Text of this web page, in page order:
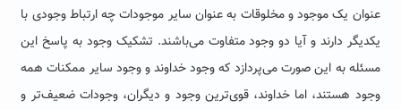
عنوان یک موجود و مخلوقات به عنوان سایر موجودات چه ارتباط وجودی با
یکدیگر دارند و آیا دو وجود متفاوت می‌باشند. تشکیک وجود به پاسخ این
مسئله به این صورت می‌پردازد که وجود خداوند و وجود سایر ممکنات همه
وجود هستند، اما خداوند، قوی‌ترین وجود و دیگران، وجودات ضعیف‌تر و